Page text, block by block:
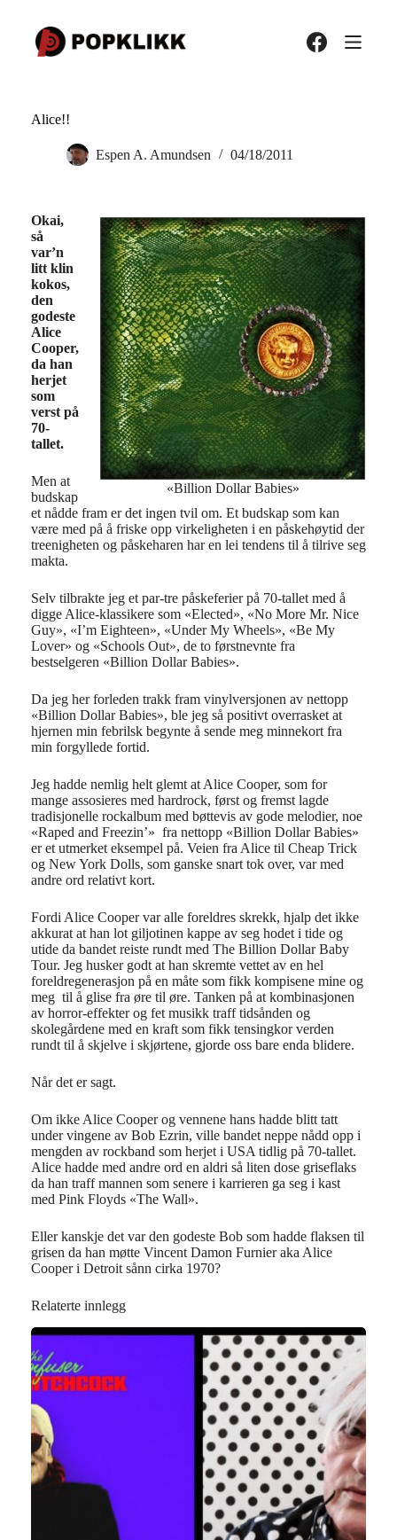
innholdet
Alice!!
Espen A. Amundsen 04/18/2011
«Billion Dollar Babies»
Okai,
så
var’n
litt klin
kokos,
den
godeste
Alice
Cooper,
da han
herjet
som
verst på
70-
tallet.
Men at
budskap
et nådde fram er det ingen tvil om. Et budskap som kan
være med på å friske opp virkeligheten i en påskehøytid der
treenigheten og påskeharen har en lei tendens til å tilrive seg
makta.
Selv tilbrakte jeg et par-tre påskeferier på 70-tallet med å
digge Alice-klassikere som «Elected», «No More Mr. Nice
Guy», «I’m Eighteen», «Under My Wheels», «Be My
Lover» og «Schools Out», de to førstnevnte fra
bestselgeren «Billion Dollar Babies».
Da jeg her forleden trakk fram vinylversjonen av nettopp
«Billion Dollar Babies», ble jeg så positivt overrasket at
hjernen min febrilsk begynte å sende meg minnekort fra
min forgyllede fortid.
Jeg hadde nemlig helt glemt at Alice Cooper, som for
mange assosieres med hardrock, først og fremst lagde
tradisjonelle rockalbum med bøttevis av gode melodier, noe
«Raped and Freezin’» fra nettopp «Billion Dollar Babies»
er et utmerket eksempel på. Veien fra Alice til Cheap Trick
og New York Dolls, som ganske snart tok over, var med
andre ord relativt kort.
Fordi Alice Cooper var alle foreldres skrekk, hjalp det ikke
akkurat at han lot giljotinen kappe av seg hodet i tide og
utide da bandet reiste rundt med The Billion Dollar Baby
Tour. Jeg husker godt at han skremte vettet av en hel
foreldregenerasjon på en måte som fikk kompisene mine og
meg til å glise fra øre til øre. Tanken på at kombinasjonen
av horror-effekter og fet musikk traff tidsånden og
skolegårdene med en kraft som fikk tensingkor verden
rundt til å skjelve i skjørtene, gjorde oss bare enda blidere.
Når det er sagt.
Om ikke Alice Cooper og vennene hans hadde blitt tatt
under vingene av Bob Ezrin, ville bandet neppe nådd opp i
mengden av rockband som herjet i USA tidlig på 70-tallet.
Alice hadde med andre ord en aldri så liten dose griseflaks
da han traff mannen som senere i karrieren ga seg i kast
med Pink Floyds «The Wall».
Eller kanskje det var den godeste Bob som hadde flaksen til
grisen da han møtte Vincent Damon Furnier aka Alice
Cooper i Detroit sånn cirka 1970?
Relaterte innlegg